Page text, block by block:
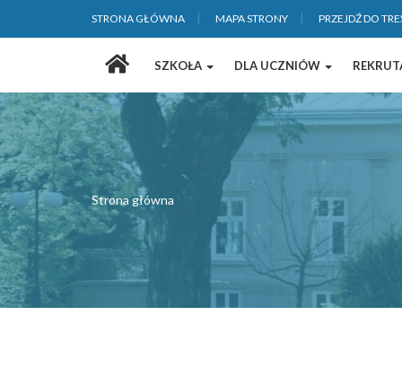
STRONA GŁÓWNA MAPA STRONY PRZEJDŹ DO
główna
SZKOŁA DLA UCZNIÓW
Strona główna